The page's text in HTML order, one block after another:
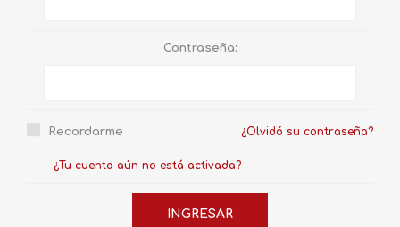
Contraseña:
Recordarme ¿Olvidó su contraseña?
¿Tu cuenta aún no está activada?